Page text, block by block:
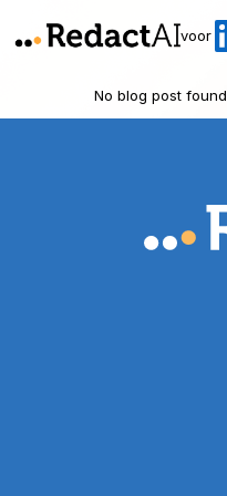
voor
No blog post found